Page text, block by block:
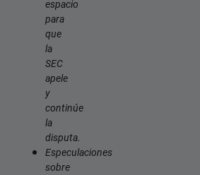
espacio
para
que
la
SEC
apele
y
continúe
la
disputa.
Especulaciones
sobre